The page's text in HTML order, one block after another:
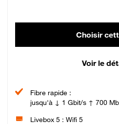
Choisir
Voir le
Fibre rapide :
jusqu'à ↓ 1 Gbit/s ↑ 700
Livebox 5 : Wifi 5